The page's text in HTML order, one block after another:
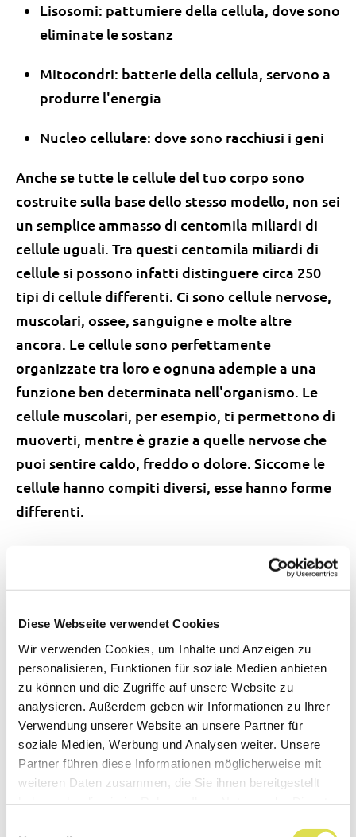
Diese Webseite verwendet Cookies
Wir verwenden Cookies, um Inhalte und Anzeigen zu
personalisieren, Funktionen für soziale Medien anbieten
zu können und die Zugriffe auf unsere Website zu
analysieren. Außerdem geben wir Informationen zu Ihrer
Verwendung unserer Website an unsere Partner für
soziale Medien, Werbung und Analysen weiter. Unsere
Partner führen diese Informationen möglicherweise mit
weiteren Daten zusammen, die Sie ihnen bereitgestellt
Lisosomi: pattumiere della cellula, dove sono
eliminate le sostanz
Mitocondri: batterie della cellula, servono a
produrre l'energia
Nucleo cellulare: dove sono racchiusi i geni
Anche se tutte le cellule del tuo corpo sono
costruite sulla base dello stesso modello, non sei
un semplice ammasso di centomila miliardi di
cellule uguali. Tra questi centomila miliardi di
cellule si possono infatti distinguere circa 250
tipi di cellule differenti. Ci sono cellule nervose,
muscolari, ossee, sanguigne e molte altre
ancora. Le cellule sono perfettamente
organizzate tra loro e ognuna adempie a una
funzione ben determinata nell'organismo. Le
cellule muscolari, per esempio, ti permettono di
muoverti, mentre è grazie a quelle nervose che
puoi sentire caldo, freddo o dolore. Siccome le
cellule hanno compiti diversi, esse hanno forme
differenti.
Video sul tema